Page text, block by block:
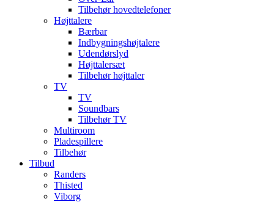
Tilbehør hovedtelefoner
Højttalere
Bærbar
Indbygningshøjtalere
Udendørslyd
Højttalersæt
Tilbehør højttaler
TV
TV
Soundbars
Tilbehør TV
Multiroom
Pladespillere
Tilbehør
Tilbud
Randers
Thisted
Viborg